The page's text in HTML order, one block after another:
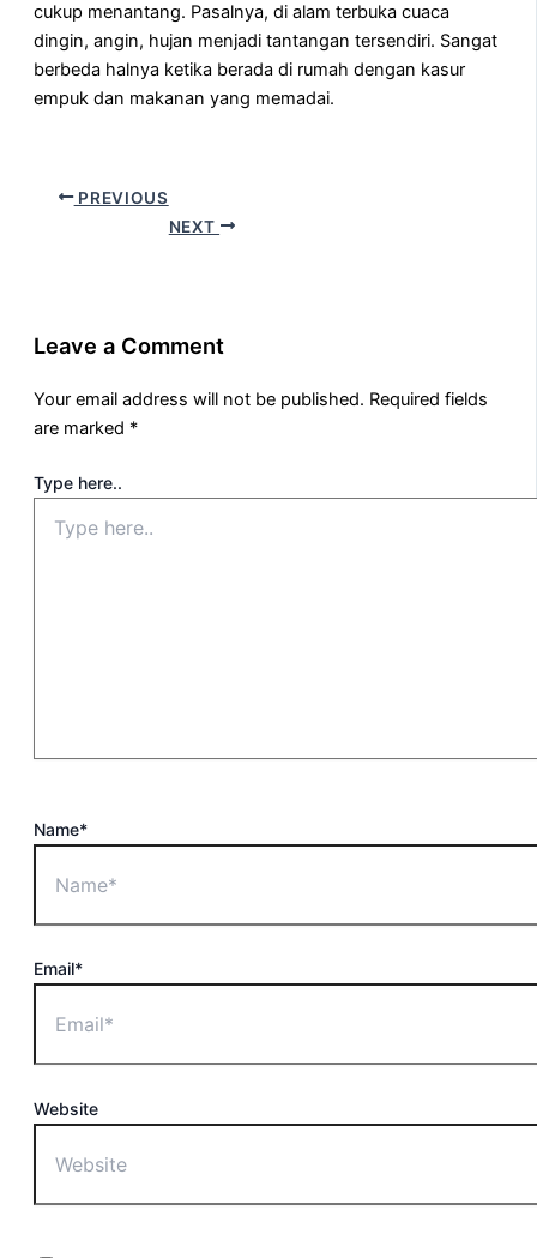
cukup menantang. Pasalnya, di alam terbuka cuaca
dingin, angin, hujan menjadi tantangan tersendiri. Sangat
berbeda halnya ketika berada di rumah dengan kasur
empuk dan makanan yang memadai.
PREVIOUS
NEXT
Leave a Comment
Your email address will not be published. Required fields
are marked *
Type here..
Name*
Email*
Website